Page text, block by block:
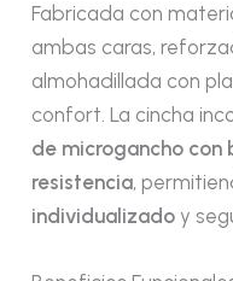
Fabricada con
ambas caras,
almohadillada con
confort. La cincha
de microgancho
resistencia,
individualizado y